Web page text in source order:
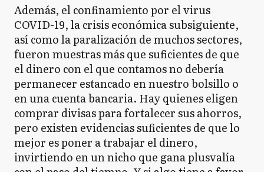
Además, el confinamiento por el virus
COVID-19, la crisis económica subsiguiente,
así como la paralización de muchos sectores,
fueron muestras más que suficientes de que
el dinero con el que contamos no debería
permanecer estancado en nuestro bolsillo o
en una cuenta bancaria. Hay quienes eligen
comprar divisas para fortalecer sus ahorros,
pero existen evidencias suficientes de que lo
mejor es poner a trabajar el dinero,
invirtiendo en un nicho que gana plusvalía